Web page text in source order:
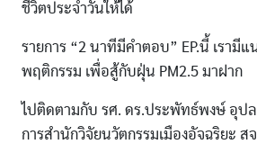
ชีวิตประจำวันให้ได้
รายการ “2 นาทีมีคำตอบ” EP.นี้ เรามีแ
พฤติกรรม เพื่อสู้กับฝุ่น PM2.5 มาฝาก
ไปติดตามกับ รศ. ดร.ประพัทธ์พงษ์ อุปล
การสำนักวิจัยนวัตกรรมเมืองอัจฉริยะ ส